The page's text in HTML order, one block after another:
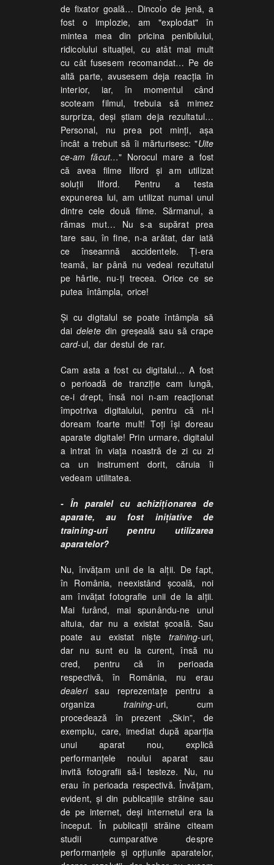
de fixator goală… Dincolo de jenă, a
fost o implozie, am "explodat" în
mintea mea din pricina penibilului,
ridicolului situației, cu atât mai mult
cu cât fusesem recomandat… Pe de
altă parte, avusesem deja reacția în
interior, iar, în momentul când
scoteam filmul, trebuia să mimez
surpriza, deși știam deja rezultatul…
Personal, nu prea pot minţi, așa
încât a trebuit să îi mărturisesc: "Uite
ce-am făcut…" Norocul mare a fost
că avea filme Ilford și am utilizat
soluții Ilford. Pentru a testa
expunerea lui, am utilizat numai unul
dintre cele două filme. Sărmanul, a
rămas mut… Nu s-a supărat prea
tare sau, în fine, n-a arătat, dar iată
ce înseamnă accidentele. Ţi-era
teamă, iar până nu vedeai rezultatul
pe hârtie, nu-ți trecea. Orice ce se
putea întâmpla, orice!
Şi cu digitalul se poate întâmpla să
daideletedin greșeală sau să crape
card-ul, dar destul de rar.
Cam asta a fost cu digitalul… A fost
o perioadă de tranziție cam lungă,
ce-i drept, însă noi n-am reacționat
împotriva digitalului, pentru că ni-l
doream foarte mult! Toți își doreau
aparate digitale! Prin urmare, digitalul
a intrat în viața noastră de zi cu zi
ca un instrument dorit, căruia îi
vedeam utilitatea.
- În paralel cu achiziționarea de
aparate, au fost inițiative de
training-uri pentru utilizarea
aparatelor?
Nu, învățam unii de la alții. De fapt,
în România, neexistând școală, noi
am învățat fotografie unii de la alții.
Mai furând, mai spunându-ne unul
altuia, dar nu a existat școală. Sau
poate au existat niște training-uri,
dar nu sunt eu la curent, însă nu
cred, pentru că în perioada
respectivă, în România, nu erau
dealerisau reprezentațe pentru a
organiza training-uri, cum
procedează în prezent „Skin”, de
exemplu, care, imediat după apariția
unui aparat nou, explică
performanțele noului aparat sau
invită fotografii să-l testeze. Nu, nu
erau în perioada respectivă. Învățam,
evident, și din publicațiile străine sau
de pe internet, deși internetul era la
început. În publicații străine citeam
studii cumparative despre
performanțele și opțiunile aparatelor,